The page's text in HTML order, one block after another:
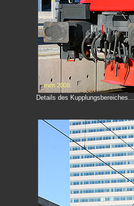
Details des Kupplungsbereiches...